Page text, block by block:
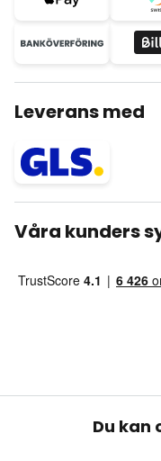
Leverans med
Våra kunders
Du kan